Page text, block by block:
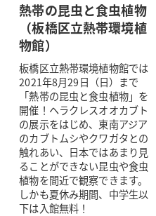
熱帯の昆虫と食虫植物
（板橋区立熱帯環境植
物館）
板橋区立熱帯環境植物館では
2021年8月29日（日）まで
「熱帯の昆虫と食虫植物」を
開催！ヘラクレスオオカブト
の展示をはじめ、東南アジア
のカブトムシやクワガタとの
触れあい、日本ではあまり見
ることができない昆虫や食虫
植物を間近で観察できます。
しかも夏休み期間、中学生以
下は入館無料！